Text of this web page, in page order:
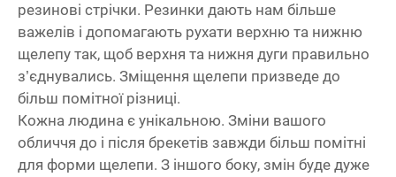
резинові стрічки. Резинки дають нам більше
важелів і допомагають рухати верхню та нижню
щелепу так, щоб верхня та нижня дуги правильно
з’єднувались. Зміщення щелепи призведе до
більш помітної різниці.
Кожна людина є унікальною. Зміни вашого
обличчя до і після брекетів завжди більш помітні
для форми щелепи. З іншого боку, змін буде дуже